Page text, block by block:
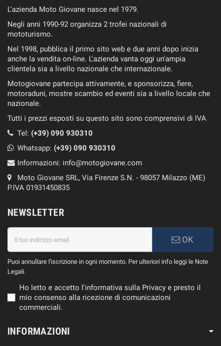
L'azienda Moto Giovane nasce nel 1979.
Negli anni 1990-92 organizza 2 trofei nazionali di
mototurismo.
Nel 1998, pubblica il primo sito web e due anni dopo inizia
anche la vendita on-line. L'azienda vanta oggi un'ampia
clientela sia a livello nazionale che internazionale.
Motogiovane partecipa attivamente, e sponsorizza, fiere,
motoraduni, mostre scambio ed eventi sia a livello locale che
nazionale.
Tutti i prezzi esposti su questo sito sono comprensivi di IVA
Tel: (+39) 090 930310
Whatsapp: (+39) 090 930310
Informazioni: info@motogiovane.com
Moto Giovane SRL, Via Firenze S.N. - 98057 Milazzo (ME)
P.IVA 01931450835
NEWSLETTER
OK
Puoi annullare l'iscrizione in ogni momento. Per ulteriori info leggi le Note
Legali.
Ho letto e accetto l'informativa sulla Privacy e presto il
mio consenso alla ricezione di comunicazioni
commerciali.
INFORMAZIONI